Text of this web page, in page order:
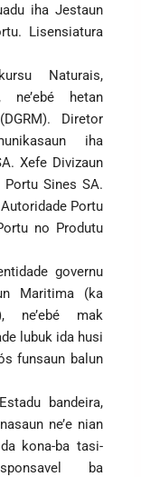
iha Jestaun
Lisensiatura
Naturais,
ne’ebé hetan
Diretor
iha
Xefe Divizaun
Sines SA.
Portu
no Produtu
governu
Maritima (ka
ne’ebé mak
lubuk ida husi
funsaun balun
bandeira,
ne’e nian
kona-ba tasi-
ba